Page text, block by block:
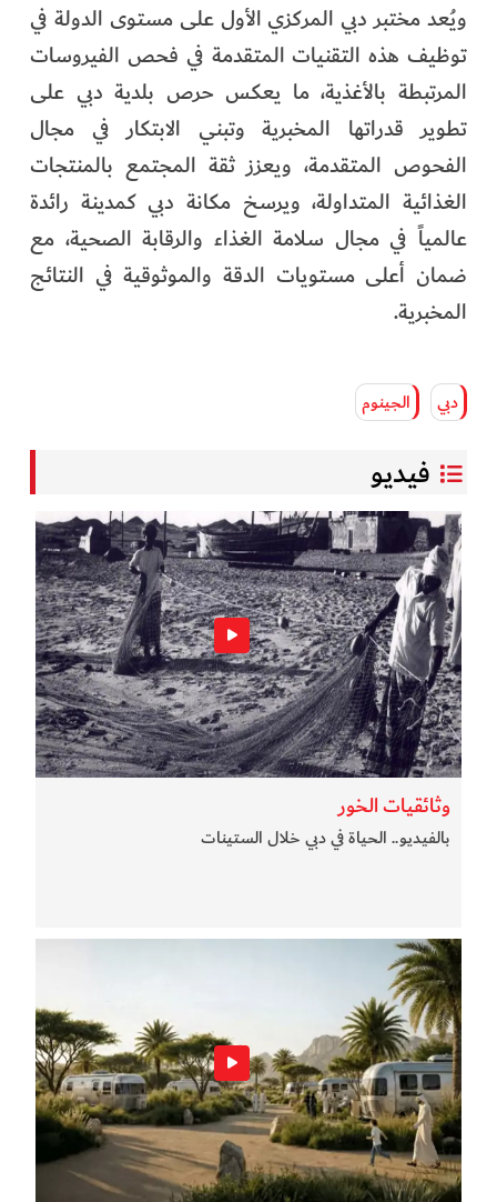
ويُعد مختبر دبي المركزي الأول على مستوى الدولة في
توظيف هذه التقنيات المتقدمة في فحص الفيروسات
المرتبطة بالأغذية، ما يعكس حرص بلدية دبي على
تطوير قدراتها المخبرية وتبني الابتكار في مجال
الفحوص المتقدمة، ويعزز ثقة المجتمع بالمنتجات
الغذائية المتداولة، ويرسخ مكانة دبي كمدينة رائدة
عالمياً في مجال سلامة الغذاء والرقابة الصحية، مع
ضمان أعلى مستويات الدقة والموثوقية في النتائج
المخبرية.
دبي الجينوم
فيديو
وثائقيات الخور
بالفيديو.. الحياة في دبي خلال الستينات